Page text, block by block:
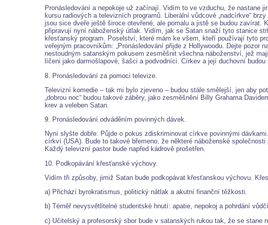
Pronásledování a nepokoje už začínají. Vidím to ve vzduchu, že nastane
kursu radiových a televizních programů. Liberální vůdcové „nadcírkve“
jsou sice dveře ještě široce otevřené, ale pomalu a jistě se budou
připravují nyní náboženský útlak. Vidím, jak se Satan snaží tyto stanice
křesťanský program. Poselství, které mám ke všem, kteří používají tyto
veřejným pracovníkům: „Pronásledování přijde z Hollywoodu. Dejte pozor
nestoudným satanským pokusem zesměšnit všechna náboženství, jež
líčeni jako darmošlapové, šašci a podvodníci. Církev a její duchovní
8. Pronásledování za pomoci televize.
Televizní komedie – tak mi bylo zjeveno – budou stále smělejší, jen aby
„dobrou noc“ budou takové záběry, jako zesměšnění Billy Grahama
krev a veleben Satan.
9. Pronásledování odváděním povinných dávek.
Nyní slyšte dobře: Půjde o pokus zdiskriminovat církve povinnými
církví (USA). Bude to takové břemeno, že některé náboženské
Každý televizní pastor bude napřed kádrově prošetřen.
10. Podkopávání křesťanské výchovy.
Vidím tři způsoby, jimiž Satan bude podkopávat křesťanskou výchovu.
a) Přichází byrokratismus, politický nátlak a akutní finanční těžkosti.
b) Téměř nevysvětlitelné studentské hnutí: apatie, nepokoj a pohrdání
c) Učitelský a profesorský sbor bude v satanských rukou tak, že se stane